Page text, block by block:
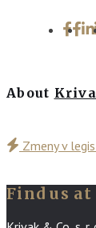
About
Zmeny v
Find us at